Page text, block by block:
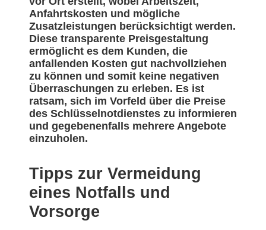
Anfahrtskosten und mögliche
Zusatzleistungen berücksichtigt werden.
Diese transparente Preisgestaltung
ermöglicht es dem Kunden, die
anfallenden Kosten gut nachvollziehen
zu können und somit keine negativen
Überraschungen zu erleben. Es ist
ratsam, sich im Vorfeld über die Preise
des Schlüsselnotdienstes zu informieren
und gegebenenfalls mehrere Angebote
einzuholen.
Tipps zur Vermeidung
eines Notfalls und
Vorsorge